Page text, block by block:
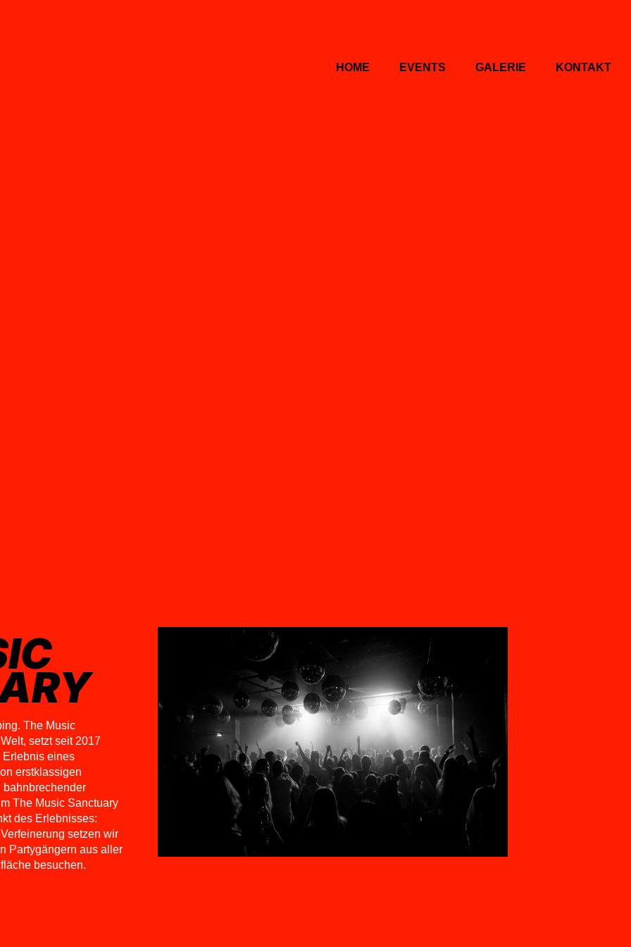
HOME EVENTS GALERIE KONTAKT
The Music
setzt seit 2017
Erlebnis eines
erstklassigen
The Music Sanctuary
des Erlebnisses:
setzen wir
Partygängern aus aller
besuchen.